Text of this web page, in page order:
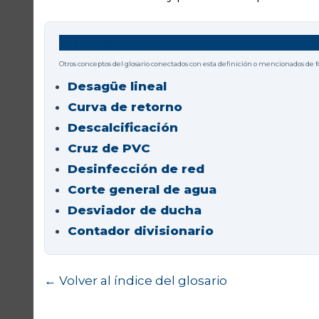
Otros conceptos del glosario conectados con esta definición o mencionados de
Desagüe lineal
Curva de retorno
Descalcificación
Cruz de PVC
Desinfección de red
Corte general de agua
Desviador de ducha
Contador divisionario
← Volver al índice del glosario